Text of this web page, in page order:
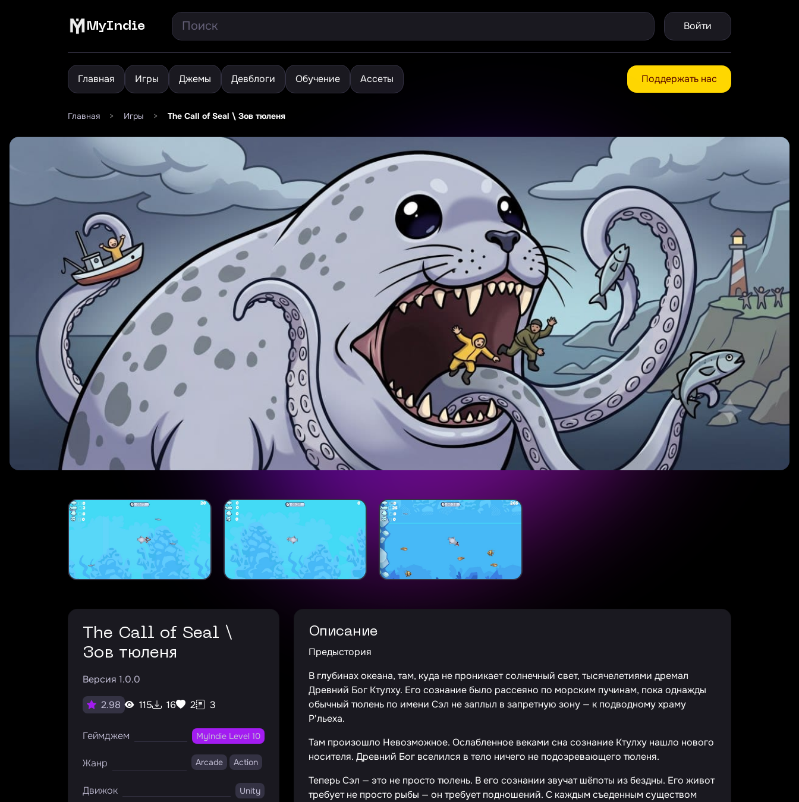
MyIndie Войти
Главная Игры Джемы Девблоги Обучение Ассеты Поддержать нас
Главная > Игры > The Call of Seal \ Зов тюленя
Зов тюленя
Версия 1.0.0
2.98 115 16 2 3
Геймджем MyIndie Level 10
Жанр Arcade Action
Движок Unity
Описание
Предыстория
В глубинах океана, там, куда не проникает солнечный свет, тысячелетиями дремал
Древний Бог Ктулху. Его сознание было рассеяно по морским пучинам, пока однажды
обычный тюлень по имени Сэл не заплыл в запретную зону — к подводному храму
Р'льеха.
Там произошло Невозможное. Ослабленное веками сна сознание Ктулху нашло нового
носителя. Древний Бог вселился в тело ничего не подозревающего тюленя.
Теперь Сэл — это не просто тюлень. В его сознании звучат шёпоты из бездны. Его живот
требует не просто рыбы — он требует подношений. С каждым съеденным существом